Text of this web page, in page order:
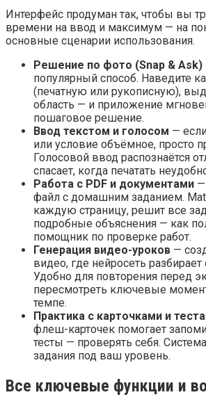
Интерфейс продуман так, чтобы вы
времени на ввод и максимум — на
основные сценарии использования.
Решение по фото (Snap & Ask)
популярный способ. Наведите
(печатную или рукописную),
область — и приложение
пошаговое решение.
Ввод текстом и голосом —
или условие объёмное, просто
Голосовой ввод распознаётся
спасает, когда печатать
Работа с PDF и документами —
файл с домашним заданием.
каждую страницу, решит все
подробные объяснения — как
помощник по проверке работ.
Генерация видео-уроков —
видео, где нейросеть
Удобно для повторения перед
пересмотреть ключевые
темпе.
Практика с карточками и
флеш-карточек помогает
тесты — проверять себя.
задания под ваш уровень.
Все ключевые функции и